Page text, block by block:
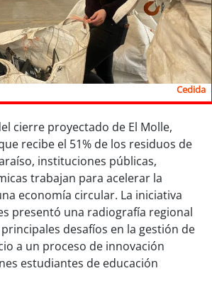
Cedida
cierre proyectado de El Molle,
recibe el 51% de los residuos de
instituciones públicas,
trabajan para acelerar la
economía circular. La iniciativa
presentó una radiografía regional
desafíos en la gestión de
a un proceso de innovación
estudiantes de educación